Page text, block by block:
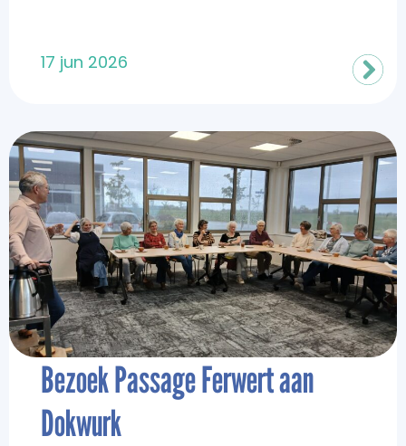
17 jun 2026
Bezoek Passage Ferwert aan
Dokwurk